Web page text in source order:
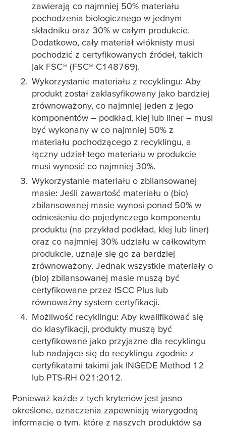
zawierają co najmniej 50% materiału
pochodzenia biologicznego w jednym
składniku oraz 30% w całym produkcie.
Dodatkowo, cały materiał włóknisty musi
pochodzić z certyfikowanych źródeł, takich
jak FSC® (FSC® C148769).
Wykorzystanie materiału z recyklingu: Aby
produkt został zaklasyfikowany jako bardziej
zrównoważony, co najmniej jeden z jego
komponentów – podkład, klej lub liner – musi
być wykonany w co najmniej 50% z
materiału pochodzącego z recyklingu, a
łączny udział tego materiału w produkcie
musi wynosić co najmniej 30%.
Wykorzystanie materiału o zbilansowanej
masie: Jeśli zawartość materiału o (bio)
zbilansowanej masie wynosi ponad 50% w
odniesieniu do pojedynczego komponentu
produktu (na przykład podkład, klej lub liner)
oraz co najmniej 30% udziału w całkowitym
produkcie, uznaje się go za bardziej
zrównoważony. Jednak wszystkie materiały o
(bio) zbilansowanej masie muszą być
certyfikowane przez ISCC Plus lub
równoważny system certyfikacji.
Możliwość recyklingu: Aby kwalifikować się
do klasyfikacji, produkty muszą być
certyfikowane jako przyjazne dla recyklingu
lub nadające się do recyklingu zgodnie z
certyfikatami takimi jak INGEDE Method 12
lub PTS-RH 021:2012.
Ponieważ każde z tych kryteriów jest jasno
określone, oznaczenia zapewniają wiarygodną
informację o tym, które z naszych produktów są